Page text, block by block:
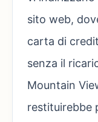
sito web,
carta di
senza il
Mountain
restituirebbe